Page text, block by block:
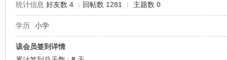
统计信息 好友数 4 | 回帖数 1281 | 主题数 0
学历 小学
该会员签到详情